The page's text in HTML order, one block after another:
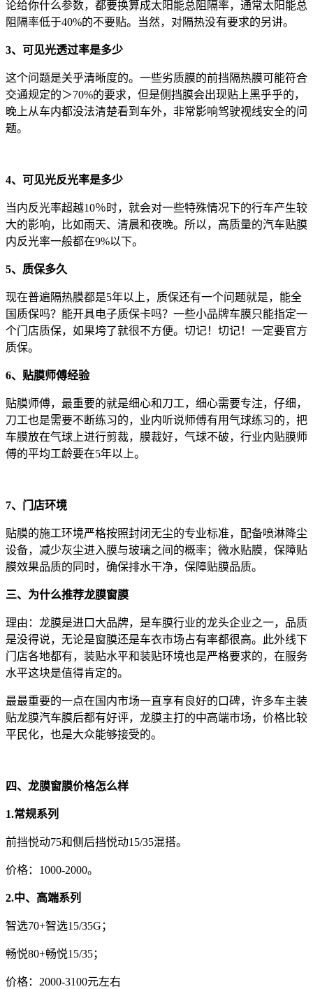
论给你什么参数，都要换算成太阳能总阻隔率，通常太阳能总
阻隔率低于40%的不要贴。当然，对隔热没有要求的另讲。
3、可见光透过率是多少
这个问题是关乎清晰度的。一些劣质膜的前挡隔热膜可能符合
交通规定的＞70%的要求，但是侧挡膜会出现贴上黑乎乎的，
晚上从车内都没法清楚看到车外，非常影响驾驶视线安全的问
题。
4、可见光反光率是多少
当内反光率超越10％时，就会对一些特殊情况下的行车产生较
大的影响，比如雨天、清晨和夜晚。所以，高质量的汽车贴膜
内反光率一般都在9%以下。
5、质保多久
现在普遍隔热膜都是5年以上，质保还有一个问题就是，能全
国质保吗？能开具电子质保卡吗？一些小品牌车膜只能指定一
个门店质保，如果垮了就很不方便。切记！切记！一定要官方
质保。
6、贴膜师傅经验
贴膜师傅，最重要的就是细心和刀工，细心需要专注，仔细，
刀工也是需要不断练习的，业内听说师傅有用气球练习的，把
车膜放在气球上进行剪裁，膜裁好，气球不破，行业内贴膜师
傅的平均工龄要在5年以上。
7、门店环境
贴膜的施工环境严格按照封闭无尘的专业标准，配备喷淋降尘
设备，减少灰尘进入膜与玻璃之间的概率；微水贴膜，保障贴
膜效果品质的同时，确保排水干净，保障贴膜品质。
三、为什么推荐龙膜窗膜
理由：龙膜是进口大品牌，是车膜行业的龙头企业之一，品质
是没得说，无论是窗膜还是车衣市场占有率都很高。此外线下
门店各地都有，装贴水平和装贴环境也是严格要求的，在服务
水平这块是值得肯定的。
最最重要的一点在国内市场一直享有良好的口碑，许多车主装
贴龙膜汽车膜后都有好评，龙膜主打的中高端市场，价格比较
平民化，也是大众能够接受的。
四、龙膜窗膜价格怎么样
1.常规系列
前挡悦动75和侧后挡悦动15/35混搭。
价格：1000-2000。
2.中、高端系列
智选70+智选15/35G；
畅悦80+畅悦15/35；
价格：2000-3100元左右